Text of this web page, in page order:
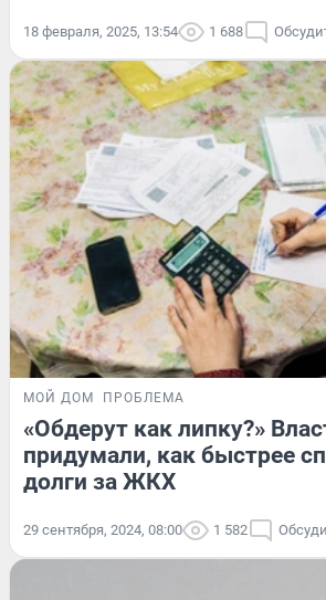
18 февраля, 2025, 13:54 1 688
МОЙ ДОМ ПРОБЛЕМА
«Обдерут как липку?»
придумали, как быстрее
долги за ЖКХ
29 сентября, 2024, 08:00 1 582